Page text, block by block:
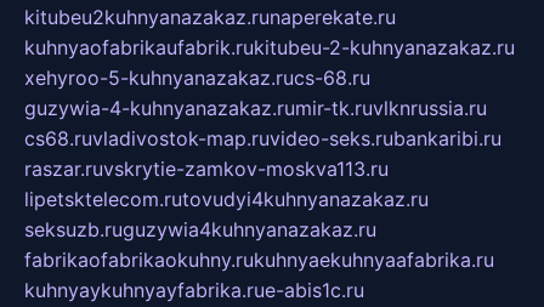
kitubeu2kuhnyanazakaz.runaperekate.ru
kuhnyaofabrikaufabrik.rukitubeu-2-kuhnyanazakaz.ru
xehyroo-5-kuhnyanazakaz.rucs-68.ru
guzywia-4-kuhnyanazakaz.rumir-tk.ruvlknrussia.ru
cs68.ruvladivostok-map.ruvideo-seks.rubankaribi.ru
raszar.ruvskrytie-zamkov-moskva113.ru
lipetsktelecom.rutovudyi4kuhnyanazakaz.ru
seksuzb.ruguzywia4kuhnyanazakaz.ru
fabrikaofabrikaokuhny.rukuhnyaekuhnyaafabrika.ru
kuhnyaykuhnyayfabrika.rue-abis1c.ru